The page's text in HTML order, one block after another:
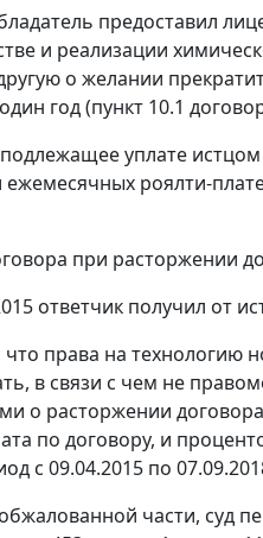
предоставил
и реализации
о желании
год (пункт 10.1
уплате
роялти-
при расторжении
ответчик получил от
что права на технологию
в связи с чем не
о расторжении
по договору, и
с 09.04.2015 по
части, суд